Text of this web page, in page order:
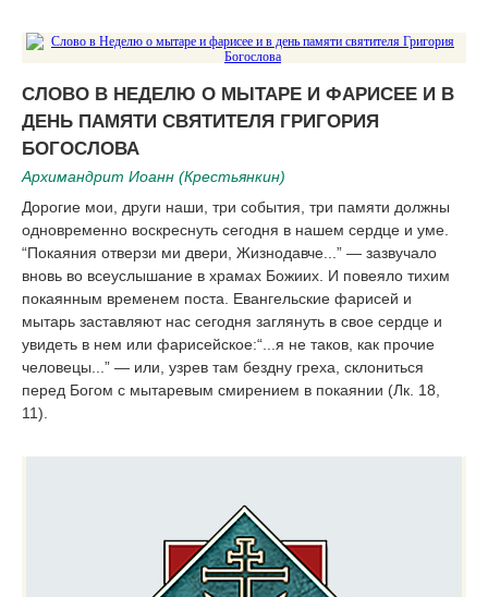
СЛОВО В НЕДЕЛЮ О МЫТАРЕ И ФАРИСЕЕ И В
ДЕНЬ ПАМЯТИ СВЯТИТЕЛЯ ГРИГОРИЯ
БОГОСЛОВА
Архимандрит Иоанн (Крестьянкин)
Дорогие мои, други наши, три события, три памяти должны
одновременно воскреснуть сегодня в нашем сердце и уме.
“Покаяния отверзи ми двери, Жизнодавче...” — зазвучало
вновь во всеуслышание в храмах Божиих. И повеяло тихим
покаянным временем поста. Евангельские фарисей и
мытарь заставляют нас сегодня заглянуть в свое сердце и
увидеть в нем или фарисейское:“...я не таков, как прочие
человецы...” — или, узрев там бездну греха, склониться
перед Богом с мытаревым смирением в покаянии (Лк. 18,
11).